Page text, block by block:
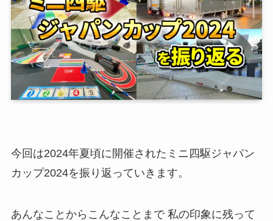
今回は2024年夏頃に開催されたミニ四駆ジャパン
カップ2024を振り返っていきます。
あんなことからこんなことまで 私の印象に残って